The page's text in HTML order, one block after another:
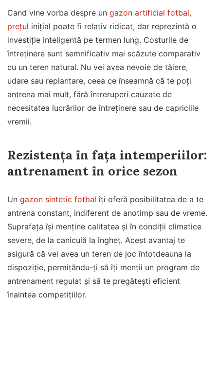
Cand vine vorba despre un gazon artificial fotbal,
prețul inițial poate fi relativ ridicat, dar reprezintă o
investiție inteligentă pe termen lung. Costurile de
întreținere sunt semnificativ mai scăzute comparativ
cu un teren natural. Nu vei avea nevoie de tăiere,
udare sau replantare, ceea ce înseamnă că te poți
antrena mai mult, fără întreruperi cauzate de
necesitatea lucrărilor de întreținere sau de capriciile
vremii.
Rezistența în fața intemperiilor:
antrenament în orice sezon
Un gazon sintetic fotbal îți oferă posibilitatea de a te
antrena constant, indiferent de anotimp sau de vreme.
Suprafața își menține calitatea și în condiții climatice
severe, de la caniculă la îngheț. Acest avantaj te
asigură că vei avea un teren de joc întotdeauna la
dispoziție, permițându-ți să îți menții un program de
antrenament regulat şi să te pregătești eficient
înaintea competițiilor.